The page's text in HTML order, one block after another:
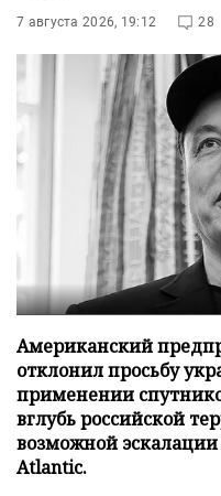
7 августа 2026, 19:12 28
Американский
отклонил просьбу
применении
вглубь российской
возможной
Atlantic.